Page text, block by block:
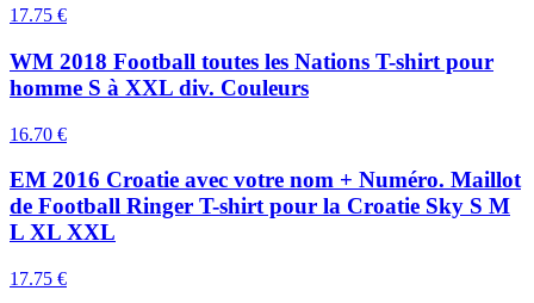
17.75 €
WM 2018 Football toutes les Nations T-shirt pour
homme S à XXL div. Couleurs
16.70 €
EM 2016 Croatie avec votre nom + Numéro. Maillot
de Football Ringer T-shirt pour la Croatie Sky S M
L XL XXL
17.75 €